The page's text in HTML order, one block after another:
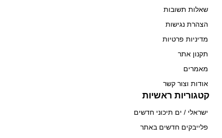
שאלות תשובות
הצהרת נגישות
מדיניות פרטיות
תקנון אתר
מאמרים
אודות וצור קשר
קטגוריות ראשיות
ישראלי / ים תיכוני חדשים
פלייבקים חדשים באתר